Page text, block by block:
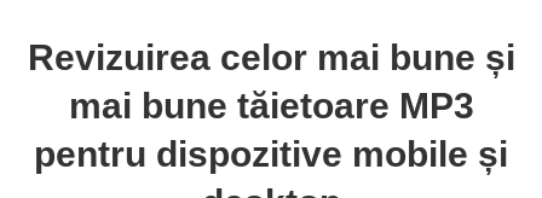
Revizuirea celor mai bune și
mai bune tăietoare MP3
pentru dispozitive mobile și